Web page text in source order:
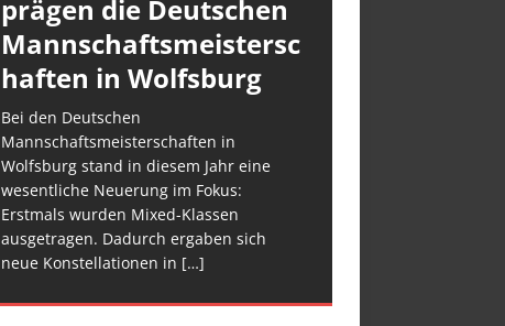
prägen die Deutschen
Mannschaftsmeistersc
haften in Wolfsburg
Bei den Deutschen
Mannschaftsmeisterschaften in
Wolfsburg stand in diesem Jahr eine
wesentliche Neuerung im Fokus:
Erstmals wurden Mixed-Klassen
ausgetragen. Dadurch ergaben sich
neue Konstellationen in […]